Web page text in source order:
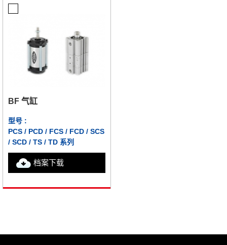
BF 气缸
型号 :
PCS / PCD / FCS / FCD / SCS
/ SCD / TS / TD 系列
档案下载